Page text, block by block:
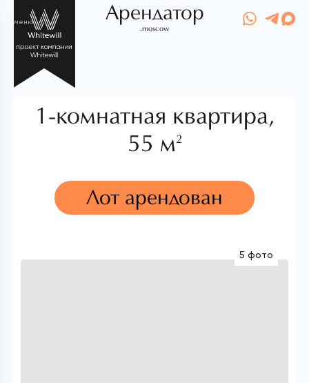
меню Арендатор
.moscow
1-комнатная квартира,
55 м2
Лот арендован
5 фото